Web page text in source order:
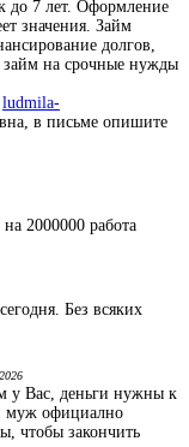
до 7 лет. Оформление
значения. Займ
долгов,
займ на срочные нужды
ludmila-
в письме опишите
2000000 работа
Без всяких
у Вас, деньги нужны к
муж официално
чтобы закончить